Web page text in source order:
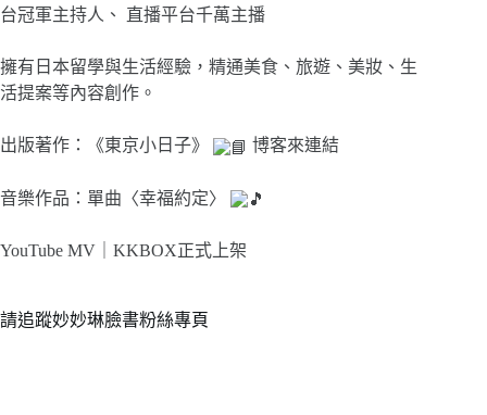
台冠軍主持人、 直播平台千萬主播
擁有日本留學與生活經驗，精通美食、旅遊、美妝、生
活提案等內容創作。
出版著作：《東京小日子》 博客來連結
音樂作品：單曲〈幸福約定〉
YouTube MV｜ KKBOX正式上架
請追蹤妙妙琳臉書粉絲專頁